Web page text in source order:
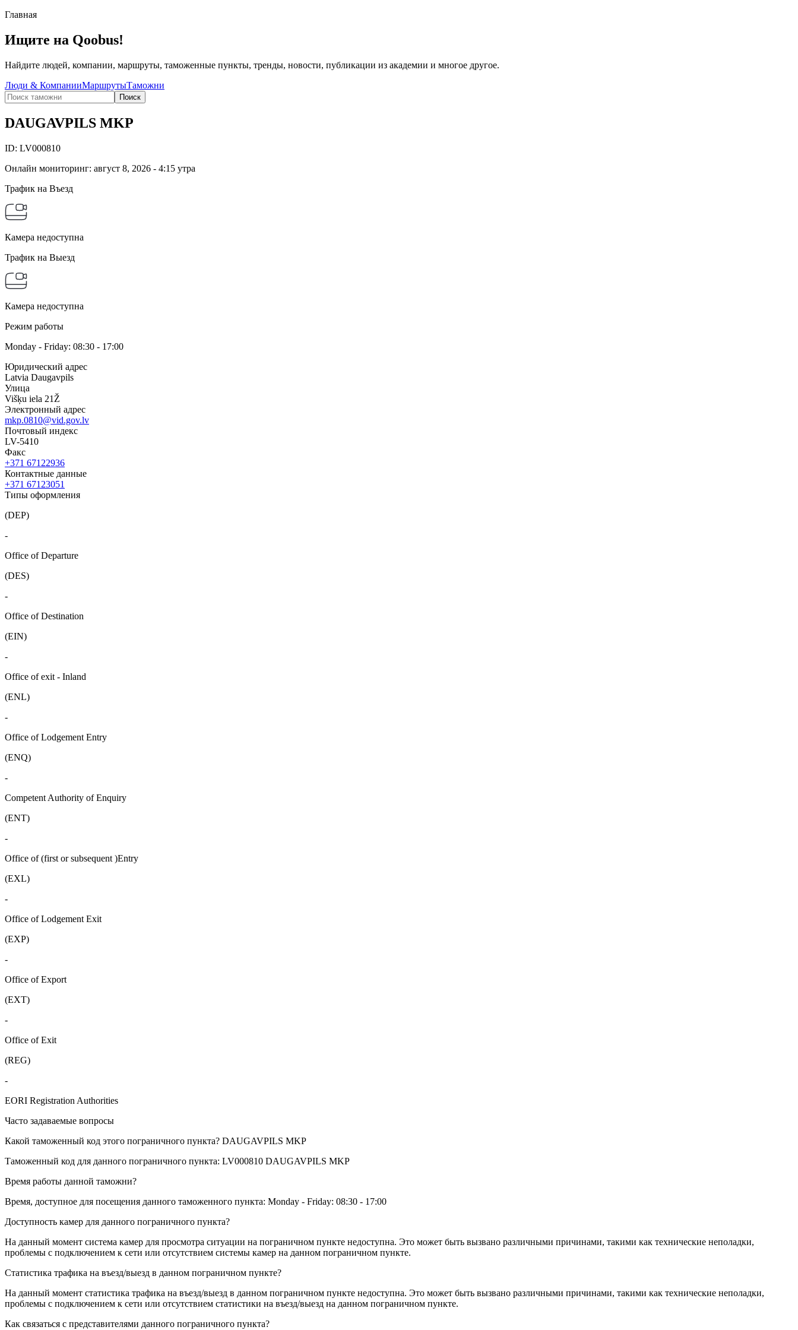
Главная
Ищите на Qoobus!
Найдите людей, компании, маршруты, таможенные пункты, тренды, новости, публикации из академии и многое другое.
Люди & КомпанииМаршрутыТаможни
Поиск
DAUGAVPILS MKP
ID: LV000810
Онлайн мониторинг: август 8, 2026 - 4:15 утра
Трафик на Въезд
Камера недоступна
Трафик на Выезд
Камера недоступна
Режим работы
Monday - Friday: 08:30 - 17:00
Юридический адрес
Latvia Daugavpils
Улица
Višķu iela 21Ž
Электронный адрес
mkp.0810@vid.gov.lv
Почтовый индекс
LV-5410
Факс
+371 67122936
Контактные данные
+371 67123051
Типы оформления
(DEP)
-
Office of Departure
(DES)
-
Office of Destination
(EIN)
-
Office of exit - Inland
(ENL)
-
Office of Lodgement Entry
(ENQ)
-
Competent Authority of Enquiry
(ENT)
-
Office of (first or subsequent )Entry
(EXL)
-
Office of Lodgement Exit
(EXP)
-
Office of Export
(EXT)
-
Office of Exit
(REG)
-
EORI Registration Authorities
Часто задаваемые вопросы
Какой таможенный код этого пограничного пункта? DAUGAVPILS MKP
Таможенный код для данного пограничного пункта: LV000810 DAUGAVPILS MKP
Время работы данной таможни?
Время, доступное для посещения данного таможенного пункта: Monday - Friday: 08:30 - 17:00
Доступность камер для данного пограничного пункта?
На данный момент система камер для просмотра ситуации на пограничном пункте недоступна. Это может быть вызвано различными причинами, такими как технические неполадки,
проблемы с подключением к сети или отсутствием системы камер на данном пограничном пункте.
Статистика трафика на въезд/выезд в данном пограничном пункте?
На данный момент статистика трафика на въезд/выезд в данном пограничном пункте недоступна. Это может быть вызвано различными причинами, такими как технические неполадки,
проблемы с подключением к сети или отсутствием статистики на въезд/выезд на данном пограничном пункте.
Как связаться с представителями данного пограничного пункта?